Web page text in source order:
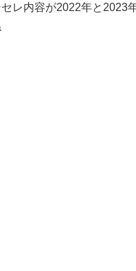
レ内容が2022年と2023